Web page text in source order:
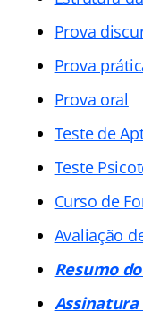
Prova
Prova
Prova oral
Teste de
Teste
Curso de
Avaliação
Resumo
Assinatura